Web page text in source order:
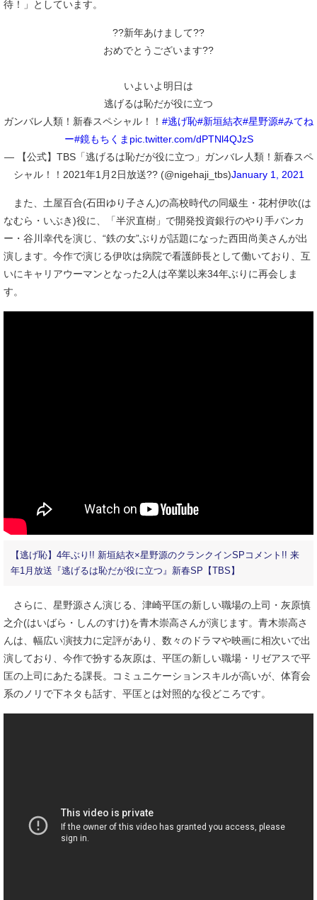
待！」としています。
??新年あけまして??
おめでとうございます??
いよいよ明日は
逃げるは恥だが役に立つ
ガンバレ人類！新春スペシャル！！ #逃げ恥#新垣結衣#星野源#みてね
ー#鏡もちくま pic.twitter.com/dPTNl4QJzS
— 【公式】TBS「逃げるは恥だが役に立つ」ガンバレ人類！新春スペ
シャル！！2021年1月2日放送?? (@nigehaji_tbs)January 1, 2021
また、土屋百合(石田ゆり子さん)の高校時代の同級生・花村伊吹(は
なむら・いぶき)役に、「半沢直樹」で開発投資銀行のやり手バンカ
ー・谷川幸代を演じ、“鉄の女”ぶりが話題になった西田尚美さんが出
演します。今作で演じる伊吹は病院で看護師長として働いており、互
いにキャリアウーマンとなった2人は卒業以来34年ぶりに再会しま
す。
【逃げ恥】4年ぶり!! 新垣結衣×星野源のクランクインSPコメント!! 来
年1月放送『逃げるは恥だが役に立つ』新春SP【TBS】
さらに、星野源さん演じる、津崎平匡の新しい職場の上司・灰原慎
之介(はいばら・しんのすけ)を青木崇高さんが演じます。青木崇高さ
んは、幅広い演技力に定評があり、数々のドラマや映画に相次いで出
演しており、今作で扮する灰原は、平匡の新しい職場・リゼアスで平
匡の上司にあたる課長。コミュニケーションスキルが高いが、体育会
系のノリで下ネタも話す、平匡とは対照的な役どころです。